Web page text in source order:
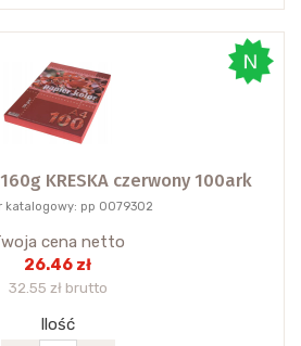
KRESKA czerwony 100ark
katalogowy: pp 0079302
cena netto
26.46 zł
32.55 zł brutto
Ilość